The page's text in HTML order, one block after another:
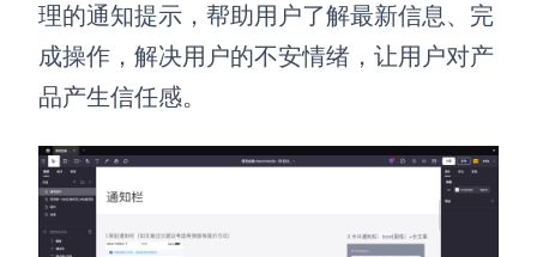
理的通知提示，帮助用户了解最新信息、完
成操作，解决用户的不安情绪，让用户对产
品产生信任感。